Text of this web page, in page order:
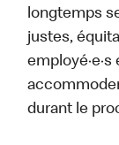
longtemps
justes,
employé·e·s
durant le